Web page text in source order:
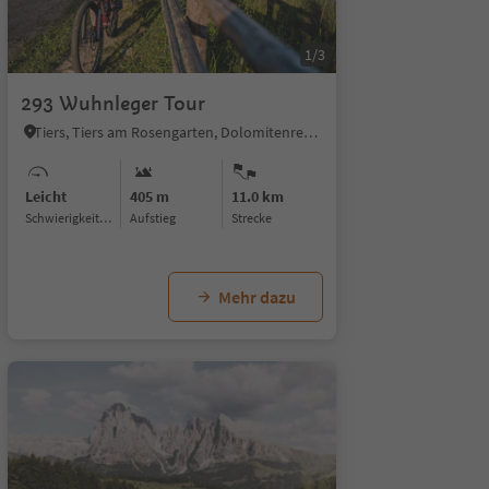
1/3
293 Wuhnleger Tour
Tiers, Tiers am Rosengarten, Dolomitenregion Seiser Alm
Leicht
Schwierigkeitsgrad
405 m
Aufstieg
11.0 km
Strecke
Mehr dazu